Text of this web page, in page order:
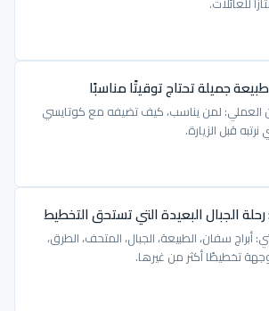
جميلة تحتاج توقيتًا مناسبًا
العملي: لمن يناسب، كيف تضيفه مع كوتايسي
قبل الزيارة.
الجبال البعيدة التي تستحق التخطيط
أبراج سفان، الطبيعة، الجبال، المتحف، الطرق،
تخطيطًا أكثر من غيرها.